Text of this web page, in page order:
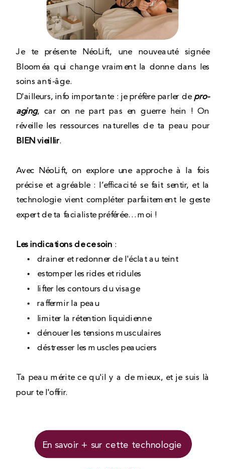
Je te présente NéoLift, une nouveauté signée
Blooméa qui change vraiment la donne dans les
soins anti-âge.
D'ailleurs, info importante : je préfère parler de pro-
aging, car on ne part pas en guerre hein ! On
réveille les ressources naturelles de ta peau pour
BIEN vieillir.
Avec NéoLift, on explore une approche à la fois
précise et agréable : l’efficacité se fait sentir, et la
technologie vient compléter parfaitement le geste
expert de ta facialiste préférée… moi !
Les indications de ce soin :
drainer et redonner de l'éclat au teint
estomper les rides et ridules
lifter les contours du visage
raffermir la peau
limiter la rétention liquidienne
dénouer les tensions musculaires
déstresser les muscles peauciers
Ta peau mérite ce qu'il y a de mieux, et je suis là
pour te l'offrir.
En savoir + sur cette technologie